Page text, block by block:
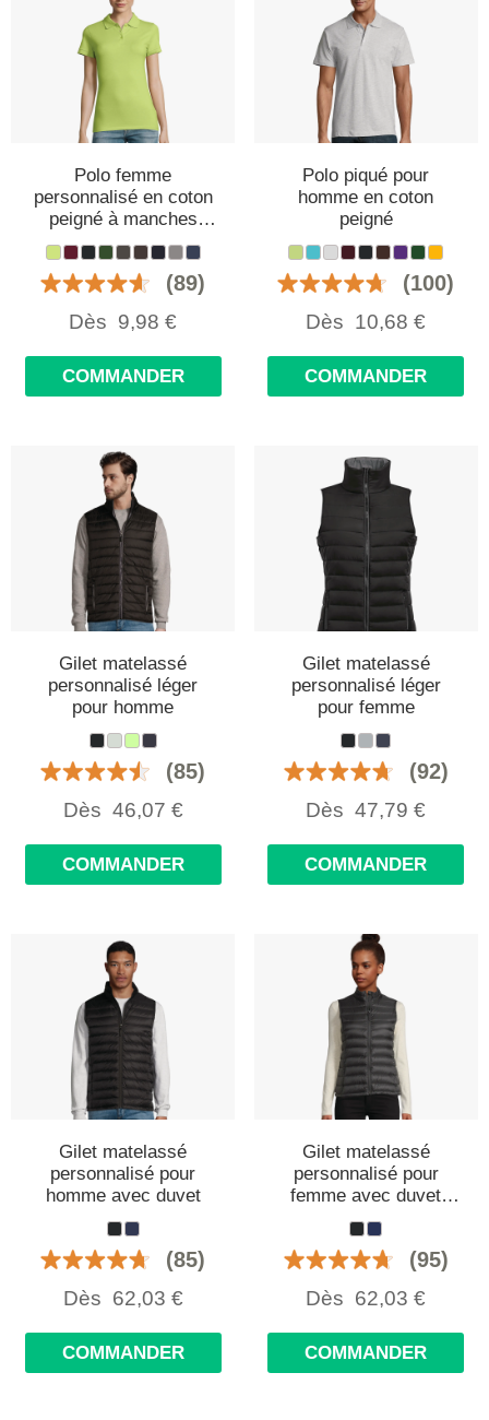
Polo femme
personnalisé en coton
peigné à manches
courtes
(89)
Dès 9,98 €
COMMANDER
Polo piqué pour
homme en coton
peigné
(100)
Dès 10,68 €
COMMANDER
Gilet matelassé
personnalisé léger
pour homme
(85)
Dès 46,07 €
COMMANDER
Gilet matelassé
personnalisé léger
pour femme
(92)
Dès47,79 €
COMMANDER
Gilet matelassé
personnalisé pour
homme avec duvet
(85)
Dès 62,03 €
COMMANDER
Gilet matelassé
personnalisé pour
femme avec duvet
synthétique
(95)
Dès 62,03 €
COMMANDER